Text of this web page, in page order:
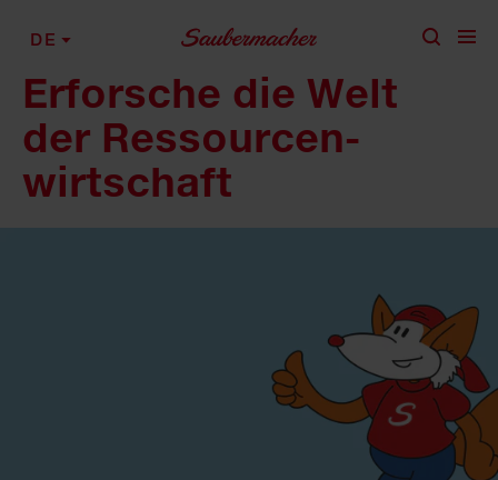
DE
Erforsche die Welt
der Ressourcen­
wirtschaft